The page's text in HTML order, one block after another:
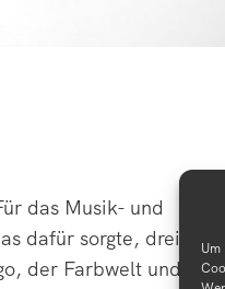
das Musik- und
dafür sorgte, drei
der Farbwelt und